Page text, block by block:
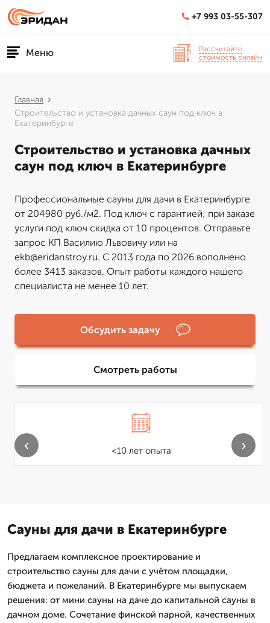
+7 993 03-55-307
Меню
Рассчитайте
стоимость онлайн
Главная
Строительство и установка дачных саун под ключ в
Екатеринбурге
Строительство и установка дачных
саун под ключ в Екатеринбурге
Профессиональные сауны для дачи в Екатеринбурге
от 204980 руб./м2. Под ключ с гарантией; при заказе
услуги под ключ скидка от 10 процентов. Отправьте
запрос КП Василию Львовичу или на
ekb@eridanstroy.ru. С 2013 года по 2026 вополнено
более 3413 заказов. Опыт работы каждого нашего
специалиста не менее 10 лет.
Обсудить задачу
Смотреть работы
<10 лет опыта
‹ ›
Сауны для дачи в Екатеринбурге
Предлагаем комплексное проектирование и
строительство сауны для дачи с учётом площадки,
бюджета и пожеланий. В Екатеринбурге мы выпускаем
решения: от мини сауны на даче до капитальной сауны в
дачном доме. Сочетание финской парной, качественных